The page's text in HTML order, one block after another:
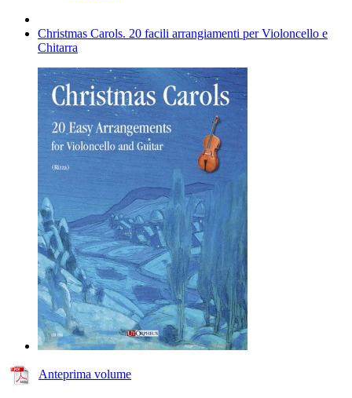
Christmas Carols. 20 facili arrangiamenti per Violoncello e
Chitarra
Anteprima volume